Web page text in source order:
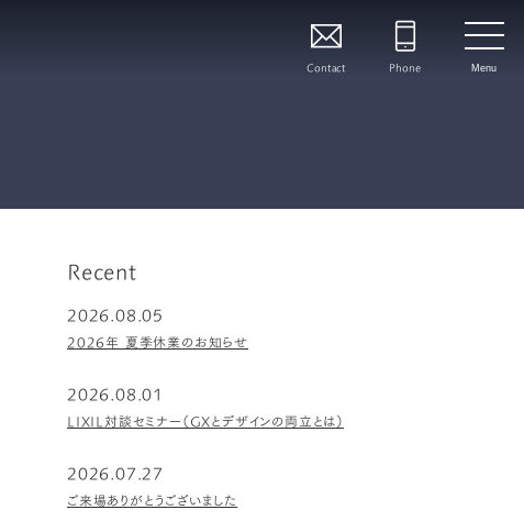
Contact Phone Menu
Recent
2026.08.05
2026年 夏季休業のお知らせ
2026.08.01
LIXIL対談セミナー（GXとデザインの両立とは）
2026.07.27
ご来場ありがとうございました